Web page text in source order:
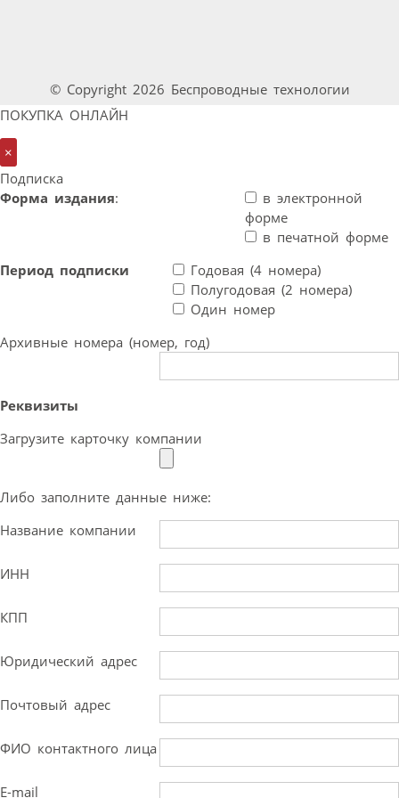
© Copyright 2026 Беспроводные технологии
ПОКУПКА ОНЛАЙН
×
Подписка
Форма издания:
в электронной
форме
в печатной форме
Период подписки
Годовая (4 номера)
Полугодовая (2 номера)
Один номер
Архивные номера (номер, год)
Реквизиты
Загрузите карточку компании
Либо заполните данные ниже:
Название компании
ИНН
КПП
Юридический адрес
Почтовый адрес
ФИО контактного лица
E-mail